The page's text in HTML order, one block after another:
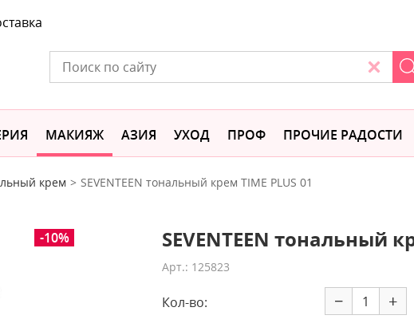
МАКИЯЖ АЗИЯ УХОД ПРОФ ПРОЧИЕ РАДОСТИ
крем SEVENTEEN тональный крем TIME PLUS 01
-10% SEVENTEEN тональный
Арт.: 125823
Кол-во: − +